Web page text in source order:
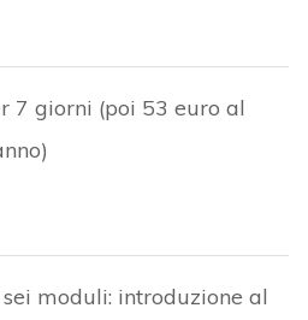
7 giorni (poi 53 euro al
moduli: introduzione al